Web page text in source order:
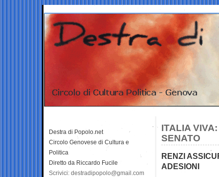
ITALIA
SENATO
RENZI
ADESIONI
Destra di Popolo.net
Circolo Genovese di Cultura e
Politica
Diretto da Riccardo Fucile
Scrivici: destradipopolo@gmail.com